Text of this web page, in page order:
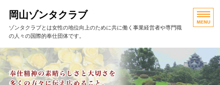
岡山ゾンタクラブ
ゾンタクラブとは女性の地位向上のために共に働く事業経営者や専門職
の人々の国際的奉仕団体です。
HOME
活動報告